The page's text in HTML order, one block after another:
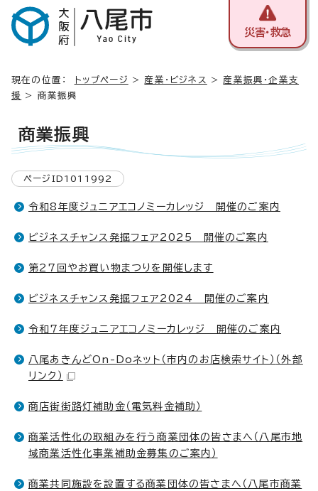
災害・救急
現在の位置： トップページ > 産業・ビジネス > 産業振興・企業支
援
> 商業振興
商業振興
ページID1011992
令和8年度ジュニアエコノミーカレッジ 開催のご案内
ビジネスチャンス発掘フェア2025 開催のご案内
第27回やお買い物まつりを開催します
ビジネスチャンス発掘フェア2024 開催のご案内
令和7年度ジュニアエコノミーカレッジ 開催のご案内
八尾あきんどOn-Doネット（市内のお店検索サイト） （外部
リンク）
商店街街路灯補助金（電気料金補助）
商業活性化の取組みを行う商業団体の皆さまへ（八尾市地
域商業活性化事業補助金募集のご案内）
商業共同施設を設置する商業団体の皆さまへ（八尾市商業